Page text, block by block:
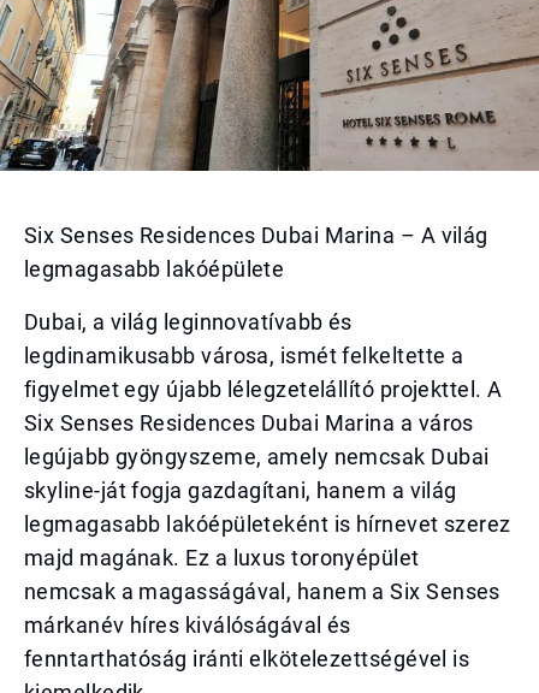
Six Senses Residences Dubai Marina – A világ
legmagasabb lakóépülete
Dubai, a világ leginnovatívabb és
legdinamikusabb városa, ismét felkeltette a
figyelmet egy újabb lélegzetelállító projekttel. A
Six Senses Residences Dubai Marina a város
legújabb gyöngyszeme, amely nemcsak Dubai
skyline-ját fogja gazdagítani, hanem a világ
legmagasabb lakóépületeként is hírnevet szerez
majd magának. Ez a luxus toronyépület
nemcsak a magasságával, hanem a Six Senses
márkanév híres kiválóságával és
fenntarthatóság iránti elkötelezettségével is